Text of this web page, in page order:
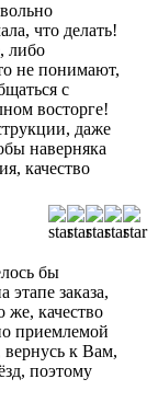
что делать!
либо
не понимают,
с
восторге!
даже
наверняка
качество
бы
заказа,
же, качество
приемлемой
вернусь к Вам,
поэтому